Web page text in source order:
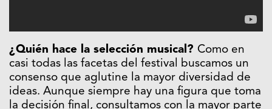
¿Quién hace la selección musical? Como en
casi todas las facetas del festival buscamos un
consenso que aglutine la mayor diversidad de
ideas. Aunque siempre hay una figura que toma
la decisión final, consultamos con la mayor parte